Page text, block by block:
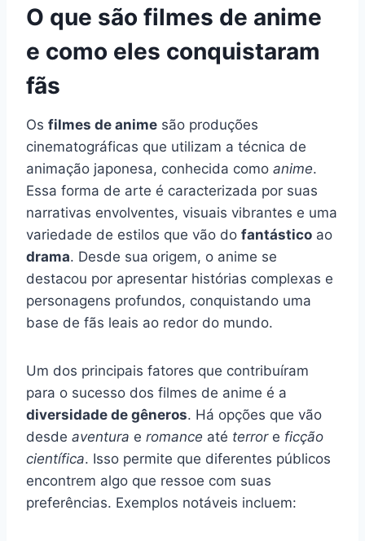
O que são filmes de anime
e como eles conquistaram
fãs
Os filmes de anime são produções
cinematográficas que utilizam a técnica de
animação japonesa, conhecida como anime.
Essa forma de arte é caracterizada por suas
narrativas envolventes, visuais vibrantes e uma
variedade de estilos que vão do fantástico ao
drama. Desde sua origem, o anime se
destacou por apresentar histórias complexas e
personagens profundos, conquistando uma
base de fãs leais ao redor do mundo.
Um dos principais fatores que contribuíram
para o sucesso dos filmes de anime é a
diversidade de gêneros. Há opções que vão
desde aventura e romance até terrore ficção
científica. Isso permite que diferentes públicos
encontrem algo que ressoe com suas
preferências. Exemplos notáveis incluem: